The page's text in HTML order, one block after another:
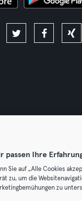
Group GmbH.
passen Ihre
Sie auf „Alle Cookies
zu, um die
zu